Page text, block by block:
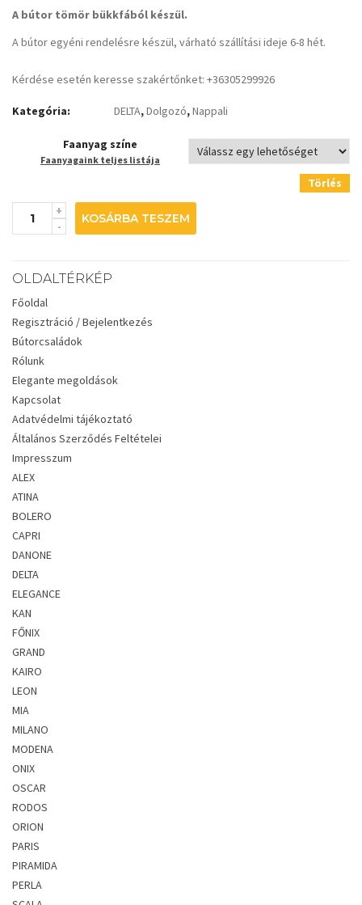
A bútor tömör bükkfából készül.
A bútor egyéni rendelésre készül, várható szállítási ideje 6-8 hét.
Kérdése esetén keresse szakértőnket: +36305299926
Kategória: DELTA,Dolgozó,Nappali
Faanyag színe
Faanyagaink teljes listája
Törlés
KOSÁRBA TESZEM
OLDALTÉRKÉP
Főoldal
Regisztráció / Bejelentkezés
Bútorcsaládok
Rólunk
Elegante megoldások
Kapcsolat
Adatvédelmi tájékoztató
Általános Szerződés Feltételei
Impresszum
ALEX
ATINA
BOLERO
CAPRI
DANONE
DELTA
ELEGANCE
KAN
FŐNIX
GRAND
KAIRO
LEON
MIA
MILANO
MODENA
ONIX
OSCAR
RODOS
ORION
PARIS
PIRAMIDA
PERLA